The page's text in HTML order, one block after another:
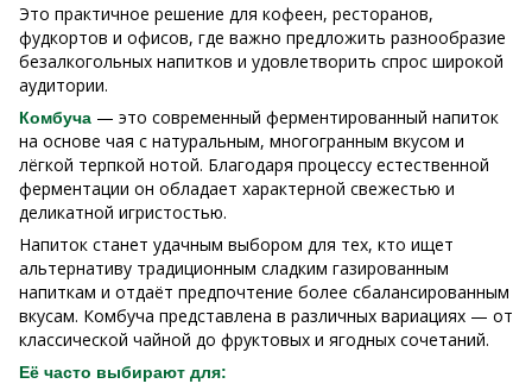
Это практичное решение для кофеен, ресторанов,
фудкортов и офисов, где важно предложить разнообразие
безалкогольных напитков и удовлетворить спрос широкой
аудитории.
Комбуча — это современный ферментированный напиток
на основе чая с натуральным, многогранным вкусом и
лёгкой терпкой нотой. Благодаря процессу естественной
ферментации он обладает характерной свежестью и
деликатной игристостью.
Напиток станет удачным выбором для тех, кто ищет
альтернативу традиционным сладким газированным
напиткам и отдаёт предпочтение более сбалансированным
вкусам. Комбуча представлена в различных вариациях — от
классической чайной до фруктовых и ягодных сочетаний.
Её часто выбирают для: